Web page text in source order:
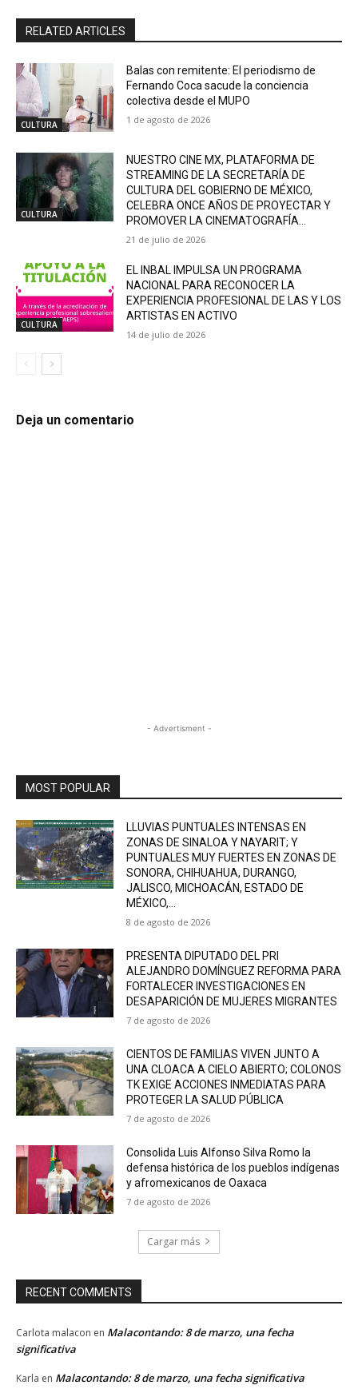
RELATED ARTICLES
CULTURA
Balas con remitente: El periodismo de
Fernando Coca sacude la conciencia
colectiva desde el MUPO
1 de agosto de 2026
CULTURA
NUESTRO CINE MX, PLATAFORMA DE
STREAMING DE LA SECRETARÍA DE
CULTURA DEL GOBIERNO DE MÉXICO,
CELEBRA ONCE AÑOS DE PROYECTAR Y
PROMOVER LA CINEMATOGRAFÍA...
21 de julio de 2026
CULTURA
EL INBAL IMPULSA UN PROGRAMA
NACIONAL PARA RECONOCER LA
EXPERIENCIA PROFESIONAL DE LAS Y LOS
ARTISTAS EN ACTIVO
14 de julio de 2026
Deja un comentario
- Advertisment -
MOST POPULAR
LLUVIAS PUNTUALES INTENSAS EN
ZONAS DE SINALOA Y NAYARIT; Y
PUNTUALES MUY FUERTES EN ZONAS DE
SONORA, CHIHUAHUA, DURANGO,
JALISCO, MICHOACÁN, ESTADO DE
MÉXICO,...
8 de agosto de 2026
PRESENTA DIPUTADO DEL PRI
ALEJANDRO DOMÍNGUEZ REFORMA PARA
FORTALECER INVESTIGACIONES EN
DESAPARICIÓN DE MUJERES MIGRANTES
7 de agosto de 2026
CIENTOS DE FAMILIAS VIVEN JUNTO A
UNA CLOACA A CIELO ABIERTO; COLONOS
TK EXIGE ACCIONES INMEDIATAS PARA
PROTEGER LA SALUD PÚBLICA
7 de agosto de 2026
Consolida Luis Alfonso Silva Romo la
defensa histórica de los pueblos indígenas
y afromexicanos de Oaxaca
7 de agosto de 2026
Cargar más
RECENT COMMENTS
Carlota malacon en Malacontando: 8 de marzo, una fecha
significativa
Karla en Malacontando: 8 de marzo, una fecha significativa